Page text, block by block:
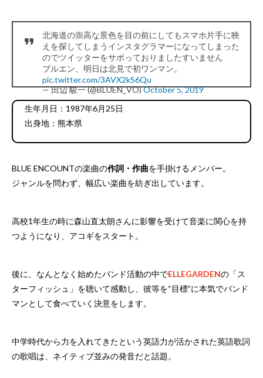
北海道の崇高な景色を目の前にしてもスマホ片手に映
えを探してしまうインスタグラマーになってしまった
のでツイッターをサボっておりましたすいません
ブルエン、明日は北見で初ワンマン。
pic.twitter.com/3AVX2kS6Qu
— 田辺 駿一 (@BLUEN_VO)October 5, 2019
生年月日：1987年6月25日
出身地：熊本県
BLUE ENCOUNTの楽曲の作詞・作曲を手掛けるメンバー。
ジャンルを問わず、幅広い楽曲を紡ぎ出しています。
高校1年生の時に森山直太朗さんに影響を受けて音楽に関心を持
つようになり、アコギをスタート。
後に、なんとなく始めたバンド活動の中でELLEGARDENの「ス
ターフィッシュ」を聴いて感動し、彼等を“目標”に本気でバンド
マンとして食べていく決意をします。
中学時代から力を入れてきたという英語力が活かされた英語歌詞
の歌唱は、ネイティブ並みの発音だと話題。